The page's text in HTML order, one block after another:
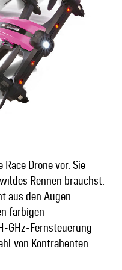
Drone vor. Sie
Rennen brauchst.
aus den Augen
farbigen
GHz-Fernsteuerung
von Kontrahenten